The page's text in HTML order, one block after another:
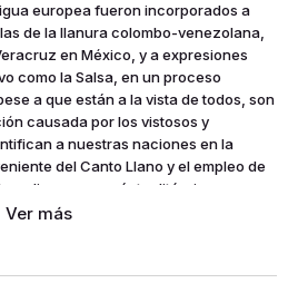
europea fueron incorporados a
de la llanura colombo-venezolana,
en México, y a expresiones
como la Salsa, en un proceso
a que están a la vista de todos, son
causada por los vistosos y
a nuestras naciones en la
del Canto Llano y el empleo de
su carácter litúrgico
en contextos propios de nuestras